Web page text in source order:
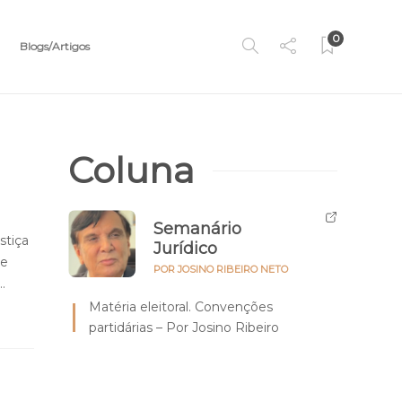
Blogs/Artigos
0
Coluna
Semanário
Jurídico
POR JOSINO RIBEIRO NETO
Matéria eleitoral. Convenções
partidárias – Por Josino Ribeiro